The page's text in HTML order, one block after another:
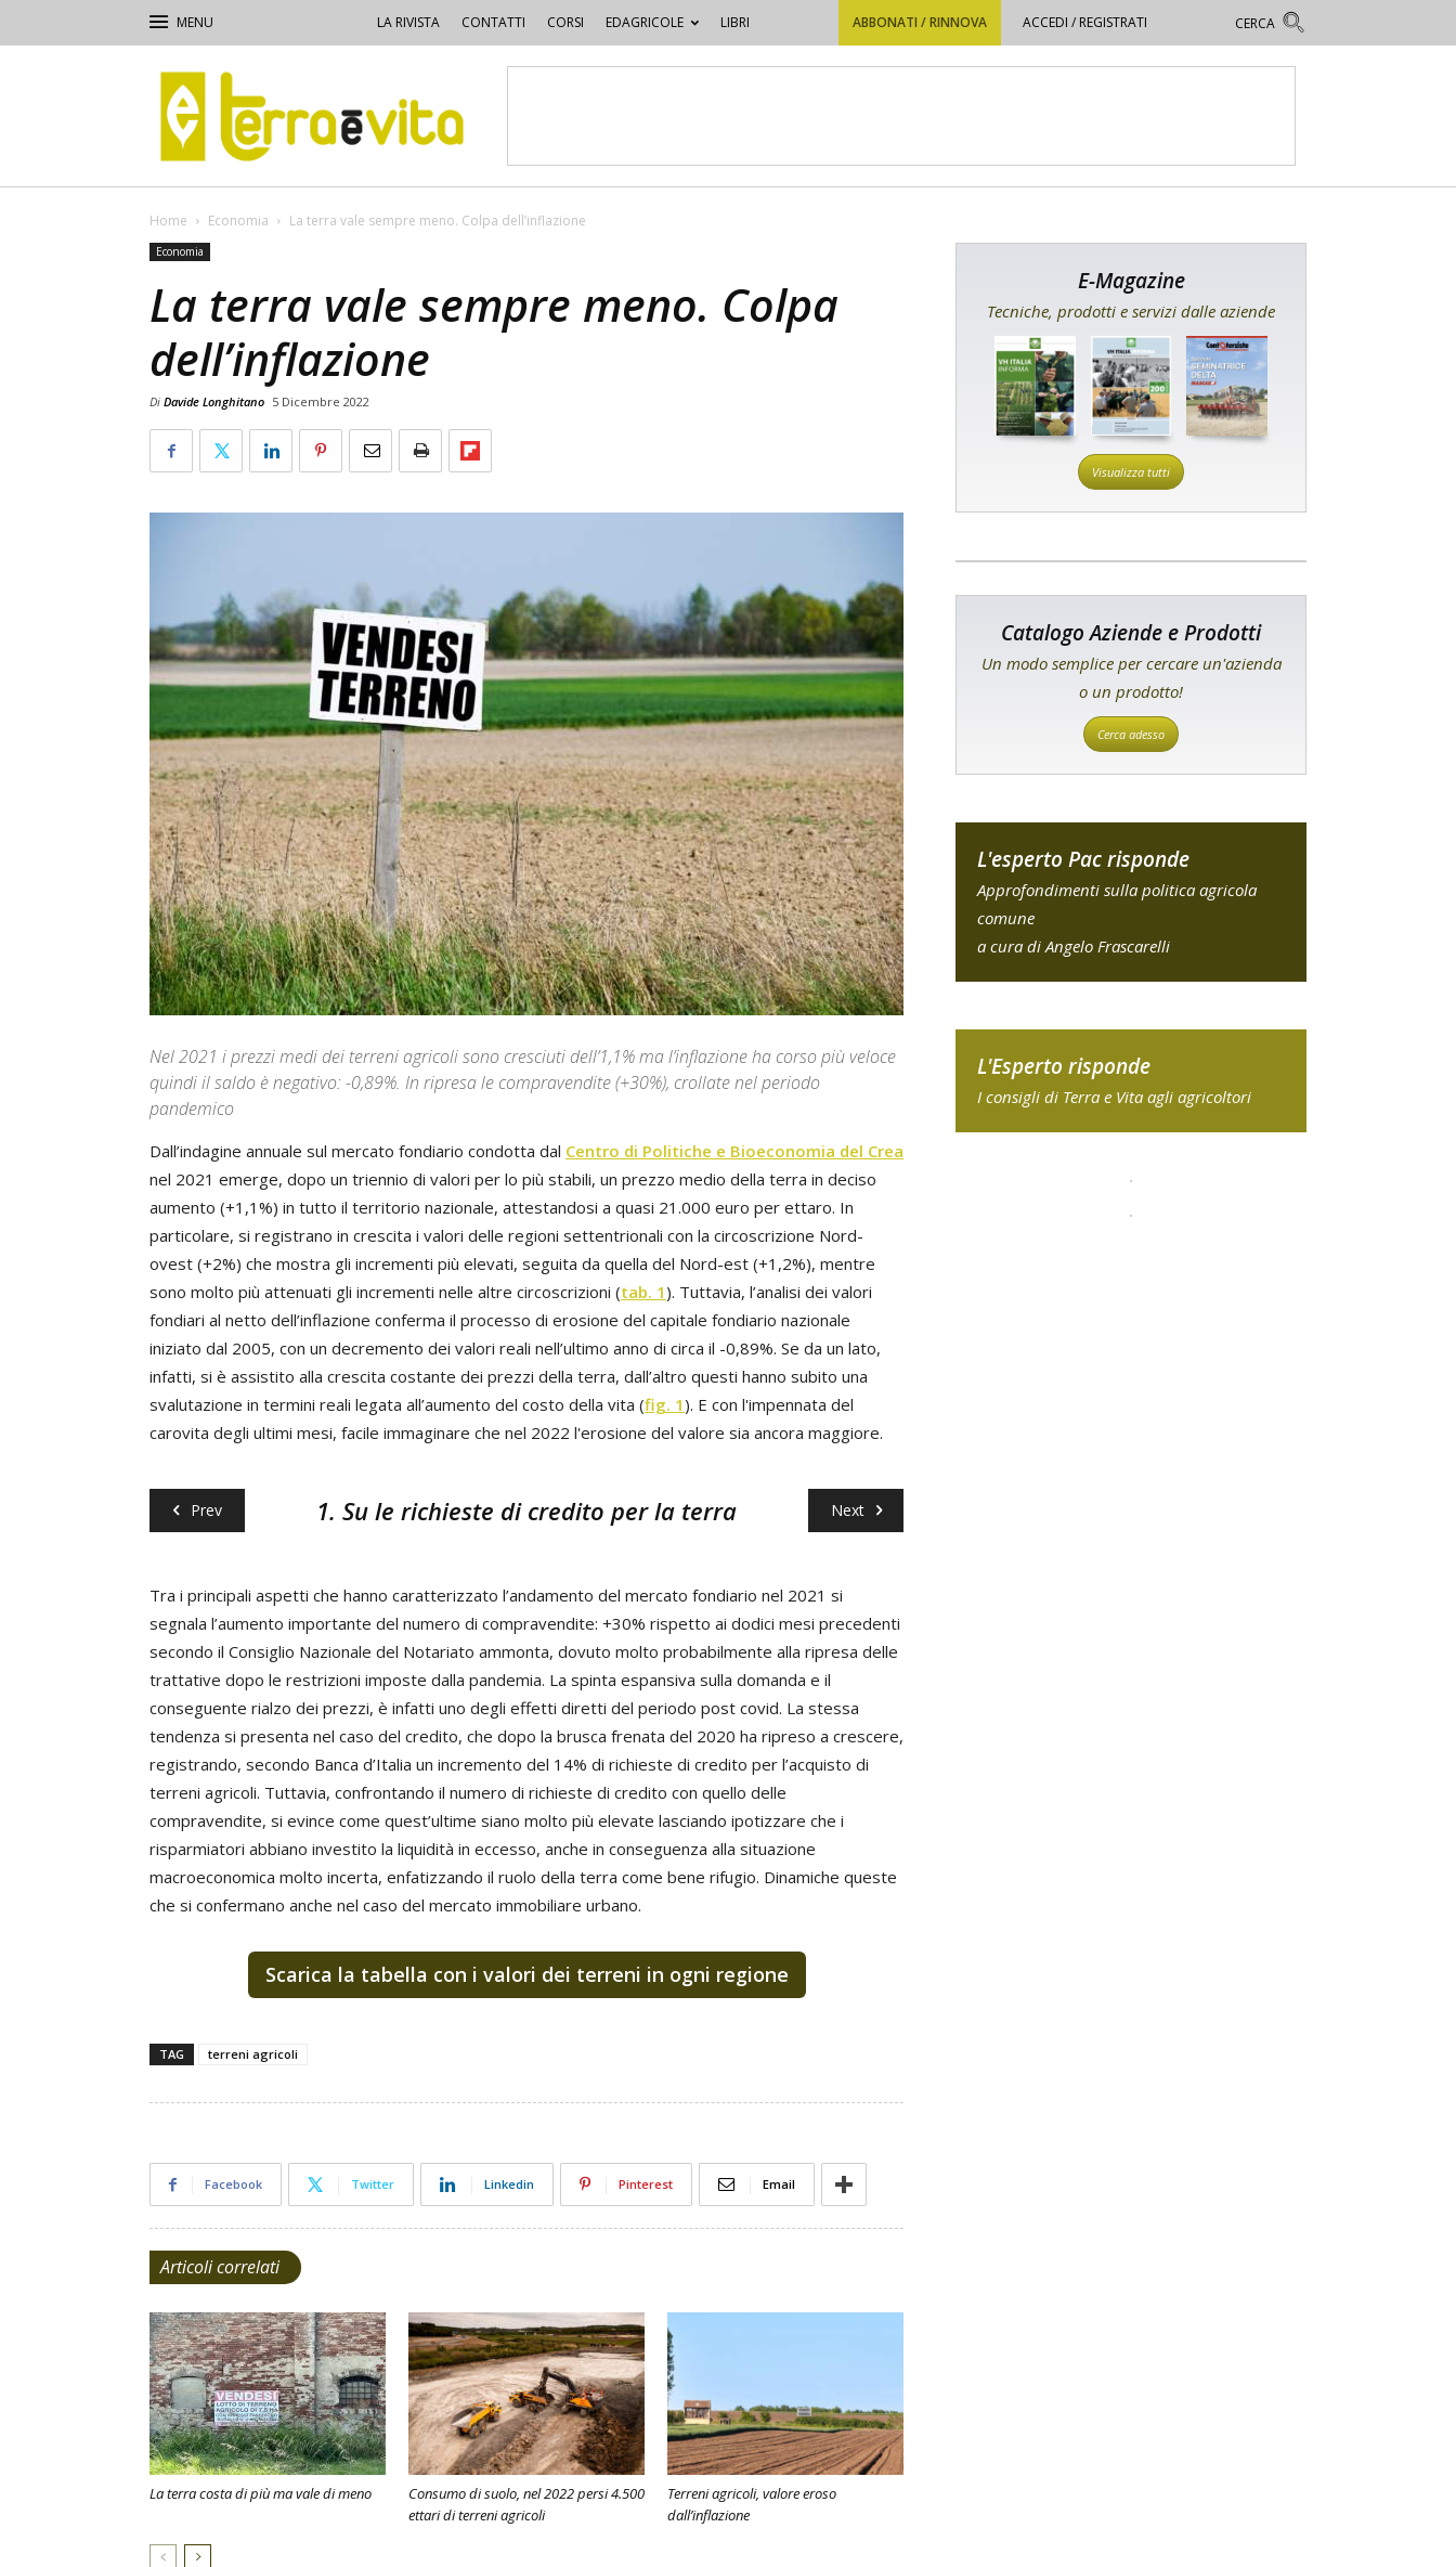
LA RIVISTA CONTATTI CORSI EDAGRICOLE LIBRI ABBONATI / RINNOVA ACCEDI / REGISTRATI
Terra
e
Vita
Home Economia La terra vale sempre meno. Colpa dell’inflazione
Economia
La terra vale sempre meno. Colpa
dell’inflazione
Di Davide Longhitano 5 Dicembre 2022
Nel 2021 i prezzi medi dei terreni agricoli sono cresciuti dell’1,1% ma l’inflazione ha corso più veloce
quindi il saldo è negativo: -0,89%. In ripresa le compravendite (+30%), crollate nel periodo
pandemico
Dall’indagine annuale sul mercato fondiario condotta dal Centro di Politiche e Bioeconomia del Crea
nel 2021 emerge, dopo un triennio di valori per lo più stabili, un prezzo medio della terra in deciso
aumento (+1,1%) in tutto il territorio nazionale, attestandosi a quasi 21.000 euro per ettaro. In
particolare, si registrano in crescita i valori delle regioni settentrionali con la circoscrizione Nord-
ovest (+2%) che mostra gli incrementi più elevati, seguita da quella del Nord-est (+1,2%), mentre
sono molto più attenuati gli incrementi nelle altre circoscrizioni (tab. 1). Tuttavia, l’analisi dei valori
fondiari al netto dell’inflazione conferma il processo di erosione del capitale fondiario nazionale
iniziato dal 2005, con un decremento dei valori reali nell’ultimo anno di circa il -0,89%. Se da un lato,
infatti, si è assistito alla crescita costante dei prezzi della terra, dall’altro questi hanno subito una
svalutazione in termini reali legata all’aumento del costo della vita (fig. 1). E con l'impennata del
carovita degli ultimi mesi, facile immaginare che nel 2022 l'erosione del valore sia ancora maggiore.
Prev Next
1. Su le richieste di credito per la terra
Tra i principali aspetti che hanno caratterizzato l’andamento del mercato fondiario nel 2021 si
segnala l’aumento importante del numero di compravendite: +30% rispetto ai dodici mesi precedenti
secondo il Consiglio Nazionale del Notariato ammonta, dovuto molto probabilmente alla ripresa delle
trattative dopo le restrizioni imposte dalla pandemia. La spinta espansiva sulla domanda e il
conseguente rialzo dei prezzi, è infatti uno degli effetti diretti del periodo post covid. La stessa
tendenza si presenta nel caso del credito, che dopo la brusca frenata del 2020 ha ripreso a crescere,
registrando, secondo Banca d’Italia un incremento del 14% di richieste di credito per l’acquisto di
terreni agricoli. Tuttavia, confrontando il numero di richieste di credito con quello delle
compravendite, si evince come quest’ultime siano molto più elevate lasciando ipotizzare che i
risparmiatori abbiano investito la liquidità in eccesso, anche in conseguenza alla situazione
macroeconomica molto incerta, enfatizzando il ruolo della terra come bene rifugio. Dinamiche queste
che si confermano anche nel caso del mercato immobiliare urbano.
Scarica la tabella con i valori dei terreni in ogni regione
TAG terreni agricoli
Facebook Twitter Linkedin Pinterest Email
Articoli correlati
La terra costa di più ma vale di meno
Consumo di suolo, nel 2022 persi 4.500
ettari di terreni agricoli
Terreni agricoli, valore eroso
dall’inflazione
E-Magazine
Tecniche, prodotti e servizi dalle aziende
Visualizza tutti
Catalogo Aziende e Prodotti
Un modo semplice per cercare un'azienda
o un prodotto!
Cerca adesso
L'esperto Pac risponde
Approfondimenti sulla politica agricola
comune
a cura di Angelo Frascarelli
L'Esperto risponde
I consigli di Terra e Vita agli agricoltori